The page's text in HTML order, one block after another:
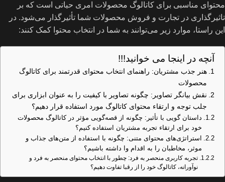
محتوای مناسبی برای کاتالوگ محصولات امری حیاتی است که بر
تاثیرگذاری در تجارت و فروش محصولات شما تأثیرگذار می‌شود. در
این راستا، موارد زیر می‌توانند به شما در انتخاب محتوا کمک کنند:
آنچه در اینجا می خوانید!!!
هنر جذب مشتریان: راهنمای انتخاب محتوای قدرتمند برای کاتالوگ
محصولات
نقش بیانگر تصاویر: چگونه تصاویر با کیفیت را به عنوان ابزاری برای
جلب توجه و ارتقاء محتوای کاتالوگ مورد استفاده قرار دهیم؟
داستان گویی با تأثیر: چگونه از قصه‌گویی مؤثر در کاتالوگ محصولات
خود برای ارتقاء تجربه مشتریان استفاده کنیم؟
استراتژی‌های محتوای متنی: چگونه با استفاده از متن‌های جذاب و
موثر، مخاطبان را به اقدام وا داشته باشیم؟
تجربه کاربری منحصر به فرد: چطور با انتخاب محتوای منحصر به فرد و
نوآورانه، کاتالوگ خود را از رقبا تفاوت دهیم؟